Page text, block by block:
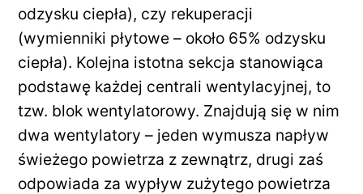
odzysku ciepła), czy rekuperacji
(wymienniki płytowe – około 65% odzysku
ciepła). Kolejna istotna sekcja stanowiąca
podstawę każdej centrali wentylacyjnej, to
tzw. blok wentylatorowy. Znajdują się w nim
dwa wentylatory – jeden wymusza napływ
świeżego powietrza z zewnątrz, drugi zaś
odpowiada za wypływ zużytego powietrza